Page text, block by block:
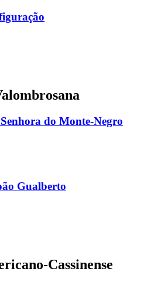
do Monte-Negro
Gualberto
Cassinense